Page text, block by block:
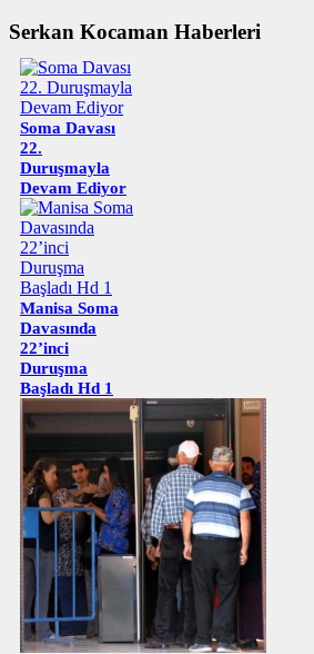
Serkan Kocaman Haberleri
Soma Davası
22.
Duruşmayla
Devam Ediyor
Manisa Soma
Davasında
22’inci
Duruşma
Başladı Hd 1